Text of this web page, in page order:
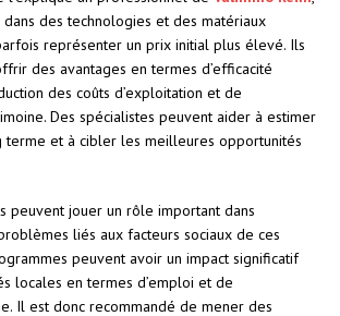
des technologies et des matériaux
représenter un prix initial plus élevé. Ils
des avantages en termes d’efficacité
des coûts d’exploitation et de
Des spécialistes peuvent aider à estimer
et à cibler les meilleures opportunités
peuvent jouer un rôle important dans
liés aux facteurs sociaux de ces
peuvent avoir un impact significatif
locales en termes d’emploi et de
Il est donc recommandé de mener des